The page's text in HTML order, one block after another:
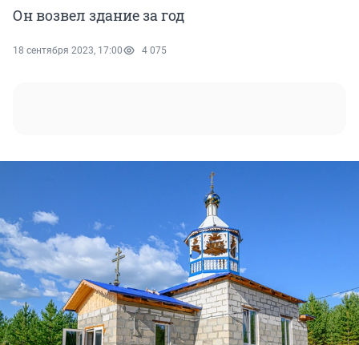
Он возвел здание за год
18 сентября 2023, 17:00 4 075